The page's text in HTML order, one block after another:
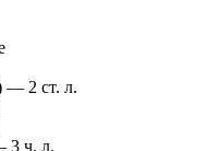
— 2 ст. л.
3 ч. л.